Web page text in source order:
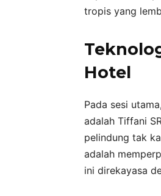
tropis yang
Hotel
Pada sesi
adalah Tiffani
pelindung tak
adalah
ini direkayasa